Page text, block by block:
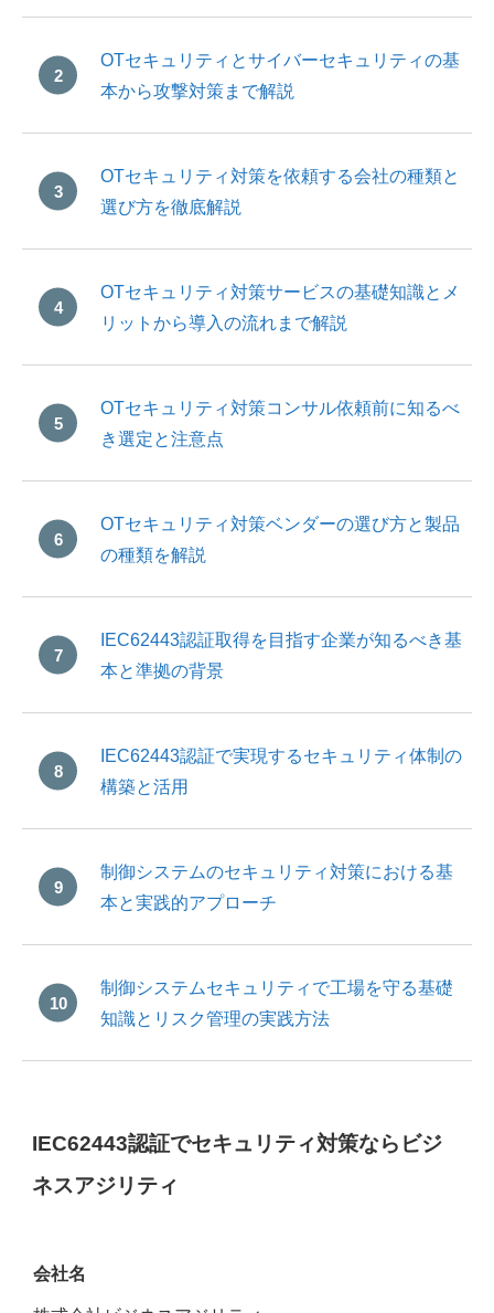
OTセキュリティとサイバーセキュリティの基
本から攻撃対策まで解説
OTセキュリティ対策を依頼する会社の種類と
選び方を徹底解説
OTセキュリティ対策サービスの基礎知識とメ
リットから導入の流れまで解説
OTセキュリティ対策コンサル依頼前に知るべ
き選定と注意点
OTセキュリティ対策ベンダーの選び方と製品
の種類を解説
IEC62443認証取得を目指す企業が知るべき基
本と準拠の背景
IEC62443認証で実現するセキュリティ体制の
構築と活用
制御システムのセキュリティ対策における基
本と実践的アプローチ
制御システムセキュリティで工場を守る基礎
知識とリスク管理の実践方法
IEC62443認証でセキュリティ対策ならビジ
ネスアジリティ
会社名